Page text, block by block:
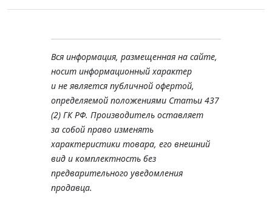
Вся информация, размещенная на сайте,
носит информационный характер
и не является публичной офертой,
определяемой положениями Статьи 437
(2) ГК РФ. Производитель оставляет
за собой право изменять
характеристики товара, его внешний
вид и комплектность без
предварительного уведомления
продавца.